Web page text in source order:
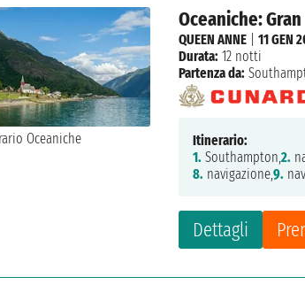
Oceaniche:
Dettagli
QUEEN ANNE |11 GEN
Durata: 12 notti
Partenza da:
Itinerario:
1. Southampton,2.
8. navigazione,9.